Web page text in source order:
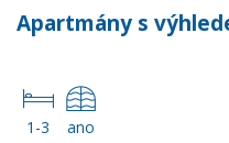
Apartmány s
1-3 ano